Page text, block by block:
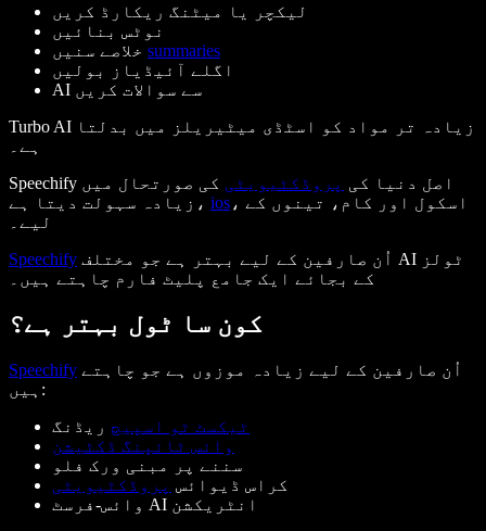
لیکچر یا میٹنگ ریکارڈ کریں
نوٹس بنائیں
summaries
اگلے آئیڈیاز بولیں
AI سے سوالات کریں
Turbo AI زیادہ تر مواد کو اسٹڈی میٹیریلز میں بدلتا
ہے۔
Speechify اصل دنیا کی پروڈکٹیویٹی کی صورتحال میں
زیادہ سہولت دیتا ہے، ios ، اسکول اور کام، تینوں کے
لیے۔
Speechify
کے بجائے ایک جامع پلیٹ فارم چاہتے ہیں۔
کون سا ٹول بہتر ہے؟
Speechify
ہیں:
ٹیکسٹ ٹو اسپیچ ریڈنگ
وائس ٹائپنگ ڈکٹیشن
سننے پر مبنی ورک فلو
کراس ڈیوائس پروڈکٹیویٹی
وائس-فرسٹ AI انٹریکشن